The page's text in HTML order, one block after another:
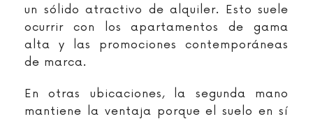
un sólido atractivo de alquiler. Esto suele
ocurrir con los apartamentos de gama
alta y las promociones contemporáneas
de marca.
En otras ubicaciones, la segunda mano
mantiene la ventaja porque el suelo en sí